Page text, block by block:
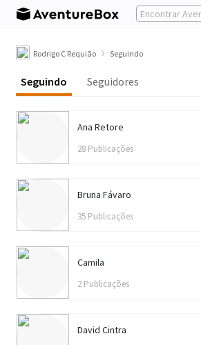
Rodrigo C Requião Seguindo
Seguindo Seguidores
Ana Retore
28 Publicações
Bruna Fávaro
35 Publicações
Camila
2 Publicações
David Cintra